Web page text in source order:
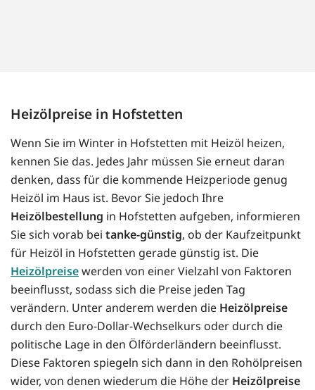
Heizölpreise in Hofstetten
Wenn Sie im Winter in Hofstetten mit Heizöl heizen,
kennen Sie das. Jedes Jahr müssen Sie erneut daran
denken, dass für die kommende Heizperiode genug
Heizöl im Haus ist. Bevor Sie jedoch Ihre
Heizölbestellung in Hofstetten aufgeben, informieren
Sie sich vorab bei tanke-günstig, ob der Kaufzeitpunkt
für Heizöl in Hofstetten gerade günstig ist. Die
Heizölpreisewerden von einer Vielzahl von Faktoren
beeinflusst, sodass sich die Preise jeden Tag
verändern. Unter anderem werden die Heizölpreise
durch den Euro-Dollar-Wechselkurs oder durch die
politische Lage in den Ölförderländern beeinflusst.
Diese Faktoren spiegeln sich dann in den Rohölpreisen
wider, von denen wiederum die Höhe der Heizölpreise